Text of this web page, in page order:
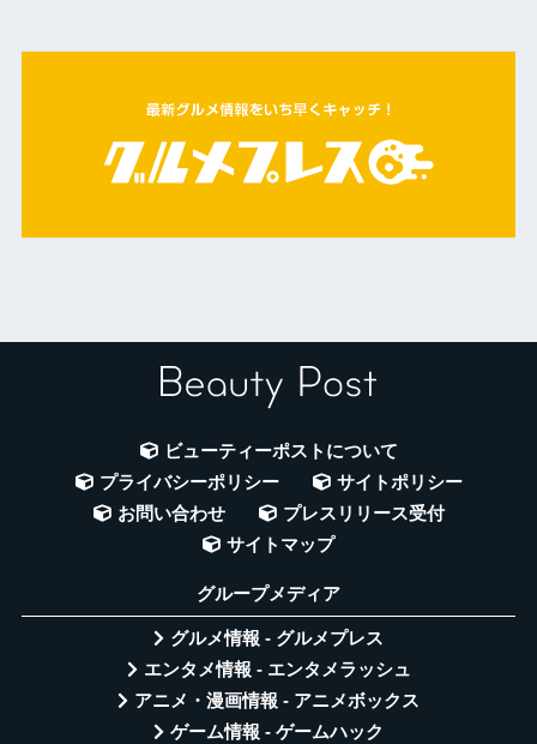
ビューティーポストについて
プライバシーポリシー
サイトポリシー
お問い合わせ
プレスリリース受付
サイトマップ
グループメディア
グルメ情報 - グルメプレス
エンタメ情報 - エンタメラッシュ
アニメ・漫画情報 - アニメボックス
ゲーム情報 - ゲームハック